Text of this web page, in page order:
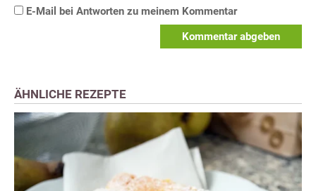
E-Mail bei Antworten zu meinem Kommentar
Kommentar abgeben
ÄHNLICHE REZEPTE